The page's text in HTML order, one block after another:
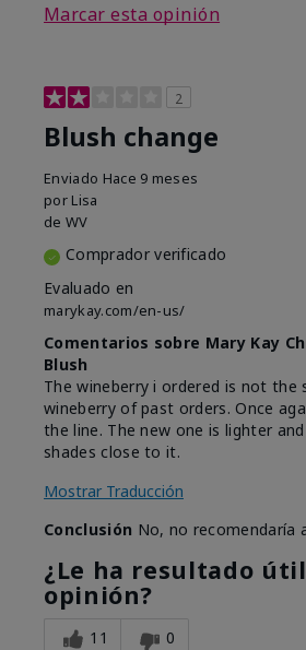
Marcar esta opinión
2
Blush change
Enviado Hace 9 meses
por Lisa
de WV
Comprador verificado
Evaluado en
marykay.com/en-us/
Comentarios sobre Mary Kay
Blush
The wineberry i ordered is not the
wineberry of past orders. Once
the line. The new one is lighter
shades close to it.
Mostrar Traducción
Conclusión No, no recomendaría
¿Le ha resultado
opinión?
11 0